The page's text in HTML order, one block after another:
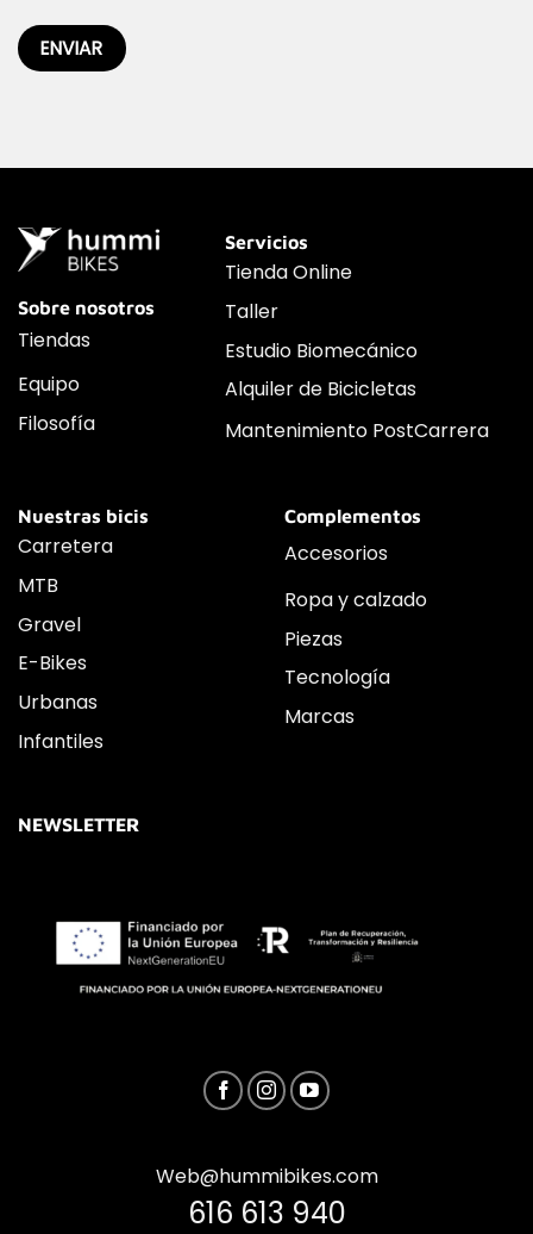
Sobre nosotros
Tiendas
Equipo
Filosofía
Servicios
Tienda Online
Taller
Estudio Biomecánico
Alquiler de Bicicletas
Mantenimiento PostCarrera
Nuestras bicis
Carretera
MTB
Gravel
E-Bikes
Urbanas
Infantiles
Complementos
Accesorios
Ropa y calzado
Piezas
Tecnología
Marcas
NEWSLETTER
Web@hummibikes.com
616 613 940